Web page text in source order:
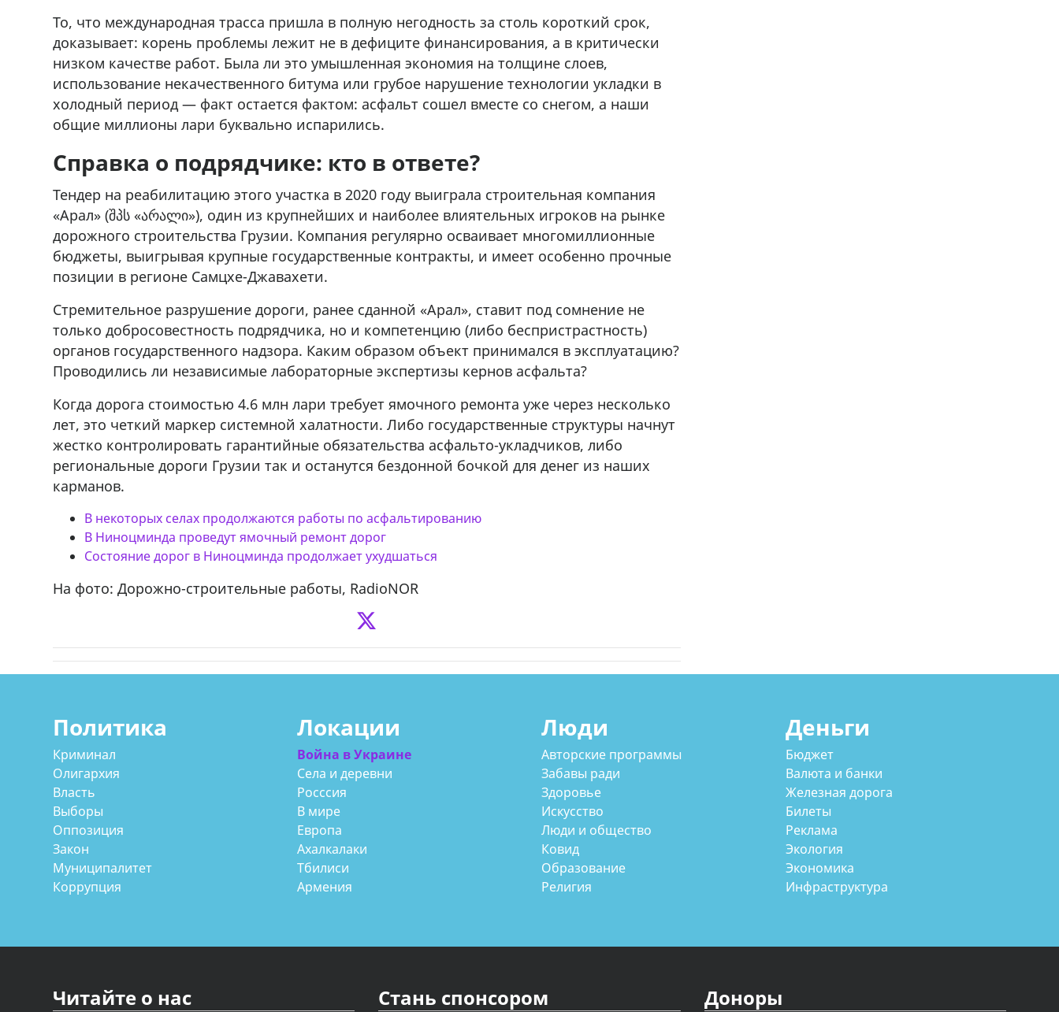
То, что международная трасса пришла в полную негодность за столь короткий срок,
доказывает: корень проблемы лежит не в дефиците финансирования, а в критически
низком качестве работ. Была ли это умышленная экономия на толщине слоев,
использование некачественного битума или грубое нарушение технологии укладки в
холодный период — факт остается фактом: асфальт сошел вместе со снегом, а наши
общие миллионы лари буквально испарились.
Справка о подрядчике: кто в ответе?
Тендер на реабилитацию этого участка в 2020 году выиграла строительная компания
«Арал» (შპს «არალი»), один из крупнейших и наиболее влиятельных игроков на рынке
дорожного строительства Грузии. Компания регулярно осваивает многомиллионные
бюджеты, выигрывая крупные государственные контракты, и имеет особенно прочные
позиции в регионе Самцхе-Джавахети.
Стремительное разрушение дороги, ранее сданной «Арал», ставит под сомнение не
только добросовестность подрядчика, но и компетенцию (либо беспристрастность)
органов государственного надзора. Каким образом объект принимался в эксплуатацию?
Проводились ли независимые лабораторные экспертизы кернов асфальта?
Когда дорога стоимостью 4.6 млн лари требует ямочного ремонта уже через несколько
лет, это четкий маркер системной халатности. Либо государственные структуры начнут
жестко контролировать гарантийные обязательства асфальто-укладчиков, либо
региональные дороги Грузии так и останутся бездонной бочкой для денег из наших
карманов.
В некоторых селах продолжаются работы по асфальтированию
В Ниноцминда проведут ямочный ремонт дорог
Состояние дорог в Ниноцминда продолжает ухудшаться
На фото: Дорожно-строительные работы, RadioNOR
Политика
Криминал
Олигархия
Власть
Выборы
Оппозиция
Закон
Муниципалитет
Коррупция
Локации
Война в Украине
Села и деревни
Росссия
В мире
Европа
Ахалкалаки
Тбилиси
Армения
Люди
Авторские программы
Забавы ради
Здоровье
Искусство
Люди и общество
Ковид
Образование
Религия
Деньги
Бюджет
Валюта и банки
Железная дорога
Билеты
Реклама
Экология
Экономика
Инфраструктура
Читайте о нас Стань спонсором Доноры